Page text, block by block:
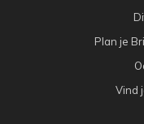
Plan je
Vind